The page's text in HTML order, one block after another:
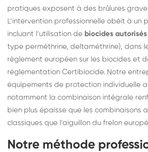
pratiques exposent à des brûlures
L’intervention professionnelle obéit à un
incluant l’utilisation de biocides autorisés
type perméthrine, deltaméthrine), dans
règlement européen sur les biocides et
réglementation Certibiocide. Notre
équipements de protection individuelle
notamment la combinaison intégrale
bien plus épaisse que les combinaisons
classiques que l’aiguillon du frelon
Notre méthode